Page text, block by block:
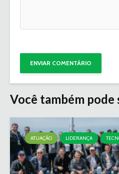
Você também pode
ATUAÇÃO LIDERANÇA